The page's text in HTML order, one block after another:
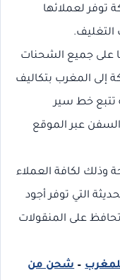
توفر لعملائها
التغليف.
على جميع الشحنات
إلى المغرب بتكاليف
تتبع خط سير
عبر الموقع
وذلك لكافة العملاء
التي توفر أجود
على المنقولات
–شحن من